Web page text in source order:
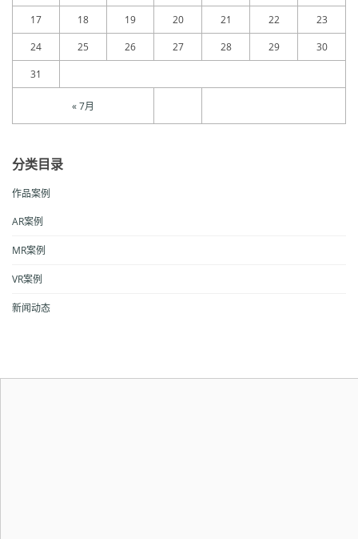
« 7月
17
18 19 20 21 22
23
24
25 26 27 28 29
30
31
分类目录
作品案例
AR案例
MR案例
VR案例
新闻动态